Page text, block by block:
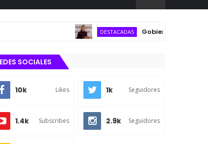
DESTACADAS Gobierno federal
SOCIALES
10k Likes 1k Seguidores
1.4k Subscribes 2.9k Seguidores